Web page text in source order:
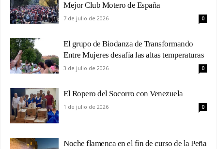
Mejor Club Motero de España
7 de julio de 2026 0
El grupo de Biodanza de Transformando
Entre Mujeres desafía las altas temperaturas
3 de julio de 2026 0
El Ropero del Socorro con Venezuela
1 de julio de 2026 0
Noche flamenca en el fin de curso de la Peña